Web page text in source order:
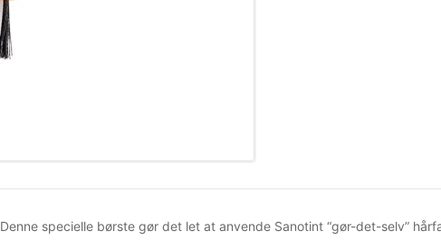
Denne specielle børste gør det let at anvende Sanotint “gør-det-selv”